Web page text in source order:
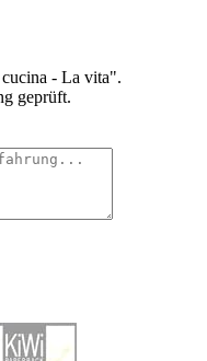
- La vita".
geprüft.